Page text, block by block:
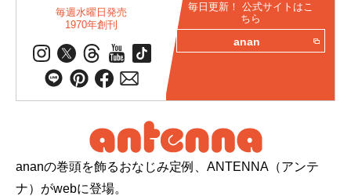
毎週水曜日発売
1970年創刊
毎日更新！ 公式サイトはこ
ちら
anan
ananの巻頭を飾るおなじみ定例、ANTENNA（アンテ
ナ）がwebに登場。